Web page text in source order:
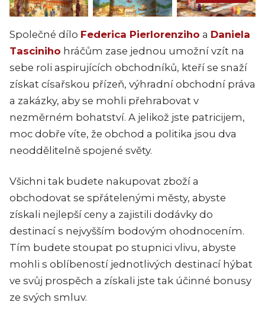
Společné dílo Federica Pierlorenziho a Daniela
Tasciniho hráčům zase jednou umožní vzít na
sebe roli aspirujících obchodníků, kteří se snaží
získat císařskou přízeň, výhradní obchodní práva
a zakázky, aby se mohli přehrabovat v
nezměrném bohatství. A jelikož jste patricijem,
moc dobře víte, že obchod a politika jsou dva
neoddělitelně spojené světy.
Všichni tak budete nakupovat zboží a
obchodovat se spřátelenými městy, abyste
získali nejlepší ceny a zajistili dodávky do
destinací s nejvyšším bodovým ohodnocením.
Tím budete stoupat po stupnici vlivu, abyste
mohli s oblíbeností jednotlivých destinací hýbat
ve svůj prospěch a získali jste tak účinné bonusy
ze svých smluv.